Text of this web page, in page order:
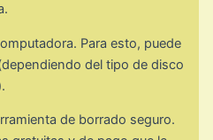
Para esto, puede
del tipo de disco
de borrado seguro.